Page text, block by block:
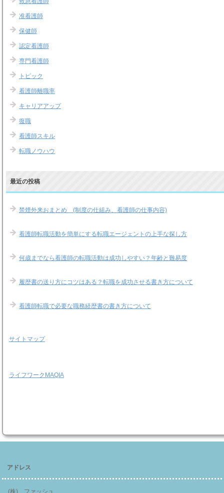
准看護師
保健師
認定看護師
専門看護師
トピック
看護師離職率
キャリアアップ
復職
看護師スキル
転職ノウハウ
最近の投稿
禁煙外来おまとめ (制度の仕組み、看護師の仕事内容)
看護師転職活動を簡単にする転職エージェントの上手な探し方
何歳までなら看護師の転職活動は成功しやすい？年齢と難易度
履歴書の送り方にコツはある？転職を成功させる書き方について
看護師転職で必要な職務経歴書の書き方について
サイトマップ
ライフワークMAQIA
アドレス